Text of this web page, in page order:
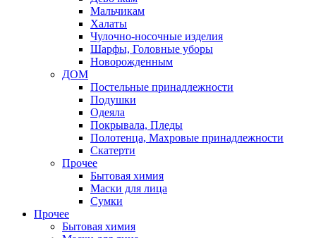
Мальчикам
Халаты
Чулочно-носочные изделия
Шарфы, Головные уборы
Новорожденным
ДОМ
Постельные принадлежности
Подушки
Одеяла
Покрывала, Пледы
Полотенца, Махровые принадлежности
Скатерти
Прочее
Бытовая химия
Маски для лица
Сумки
Прочее
Бытовая химия